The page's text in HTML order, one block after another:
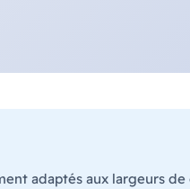
adaptés aux largeurs de